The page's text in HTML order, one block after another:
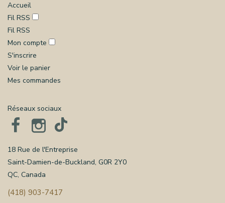
Accueil
Fil RSS
Fil RSS
Mon compte
S'inscrire
Voir le panier
Mes commandes
Réseaux sociaux
18 Rue de l'Entreprise
Saint-Damien-de-Buckland, G0R 2Y0
QC, Canada
(418) 903-7417